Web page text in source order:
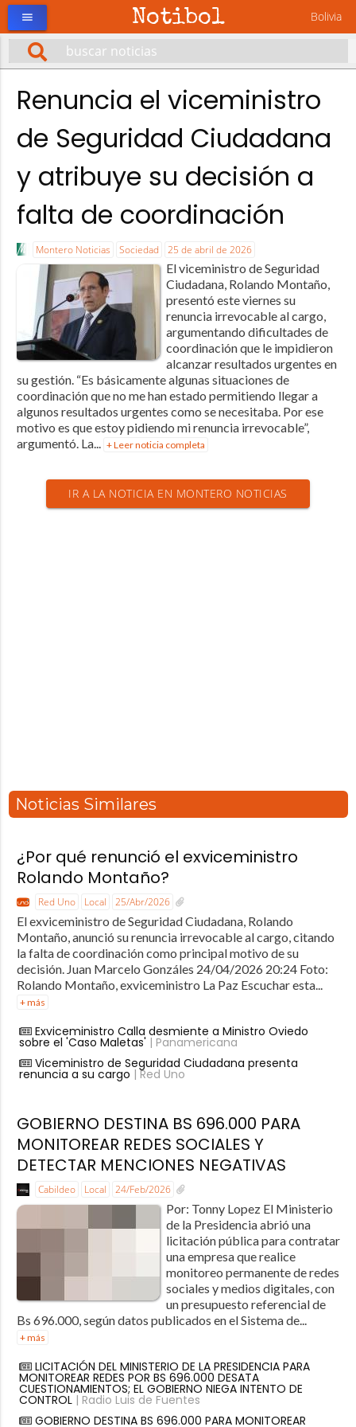
Notibol Bolivia
menu
Renuncia el viceministro
de Seguridad Ciudadana
y atribuye su decisión a
falta de coordinación
Montero Noticias Sociedad 25 de abril de 2026
El viceministro de Seguridad
Ciudadana, Rolando Montaño,
presentó este viernes su
renuncia irrevocable al cargo,
argumentando dificultades de
coordinación que le impidieron
alcanzar resultados urgentes en
su gestión. “Es básicamente algunas situaciones de
coordinación que no me han estado permitiendo llegar a
algunos resultados urgentes como se necesitaba. Por ese
motivo es que estoy pidiendo mi renuncia irrevocable”,
argumentó. La... + Leer noticia completa
IR A LA NOTICIA EN MONTERO NOTICIAS
Noticias Similares
¿Por qué renunció el exviceministro
Rolando Montaño?
Red Uno Local 25/Abr/2026
El exviceministro de Seguridad Ciudadana, Rolando
Montaño, anunció su renuncia irrevocable al cargo, citando
la falta de coordinación como principal motivo de su
decisión. Juan Marcelo Gonzáles 24/04/2026 20:24 Foto:
Rolando Montaño, exviceministro La Paz Escuchar esta...
+ más
Exviceministro Calla desmiente a Ministro Oviedo
sobre el 'Caso Maletas' | Panamericana
Viceministro de Seguridad Ciudadana presenta
renuncia a su cargo | Red Uno
GOBIERNO DESTINA BS 696.000 PARA
MONITOREAR REDES SOCIALES Y
DETECTAR MENCIONES NEGATIVAS
Cabildeo Local 24/Feb/2026
Por: Tonny Lopez El Ministerio
de la Presidencia abrió una
licitación pública para contratar
una empresa que realice
monitoreo permanente de redes
sociales y medios digitales, con
un presupuesto referencial de
Bs 696.000, según datos publicados en el Sistema de...
+ más
LICITACIÓN DEL MINISTERIO DE LA PRESIDENCIA PARA
MONITOREAR REDES POR BS 696.000 DESATA
CUESTIONAMIENTOS; EL GOBIERNO NIEGA INTENTO DE
CONTROL| Radio Luis de Fuentes
GOBIERNO DESTINA BS 696.000 PARA MONITOREAR